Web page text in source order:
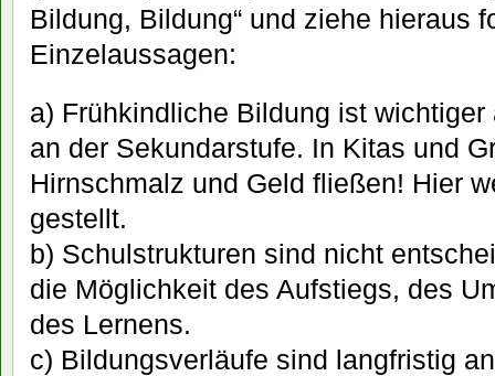
Bildung, Bildung“ und ziehe hieraus
Einzelaussagen:
a) Frühkindliche Bildung ist
an der Sekundarstufe. In Kitas und
Hirnschmalz und Geld fließen! Hier
gestellt.
b) Schulstrukturen sind nicht
die Möglichkeit des Aufstiegs, des
des Lernens.
c) Bildungsverläufe sind langfristig